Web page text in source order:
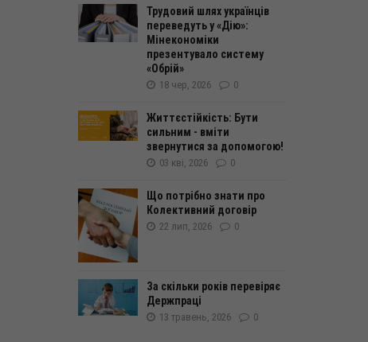
Трудовий шлях українців
переведуть у «Дію»:
Мінекономіки
презентувало систему
«Обрій»
18 чер, 2026 0
Життєстійкість: Бути
сильним - вміти
звернутися за допомогою!
03 кві, 2026 0
Що потрібно знати про
Колективний договір
22 лип, 2026 0
За скільки років перевіряє
Держпраці
13 травень, 2026 0